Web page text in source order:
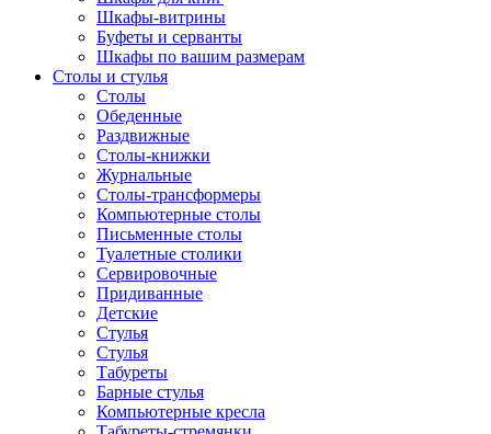
Шкафы-витрины
Буфеты и серванты
Шкафы по вашим размерам
Столы и стулья
Столы
Обеденные
Раздвижные
Столы-книжки
Журнальные
Столы-трансформеры
Компьютерные столы
Письменные столы
Туалетные столики
Сервировочные
Придиванные
Детские
Стулья
Стулья
Табуреты
Барные стулья
Компьютерные кресла